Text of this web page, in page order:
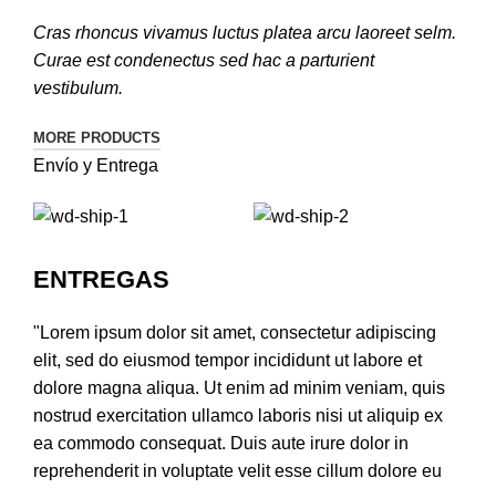
Cras rhoncus vivamus luctus platea arcu laoreet selm.
Curae est condenectus sed hac a parturient
vestibulum.
MORE PRODUCTS
Envío y Entrega
ENTREGAS
"Lorem ipsum dolor sit amet, consectetur adipiscing
elit, sed do eiusmod tempor incididunt ut labore et
dolore magna aliqua. Ut enim ad minim veniam, quis
nostrud exercitation ullamco laboris nisi ut aliquip ex
ea commodo consequat. Duis aute irure dolor in
reprehenderit in voluptate velit esse cillum dolore eu